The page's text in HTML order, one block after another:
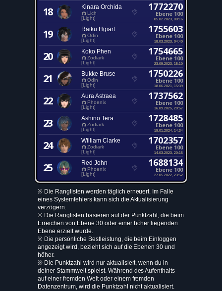
18 Kinara Orchida
Lich
[Light]
1772270
Ebene 100
05.02.2023, 00:16
19 Raiku Hgiart
Odin
[Light]
1755603
Ebene 100
18.03.2023, 04:40
20 Koko Phen
Zodiark
[Light]
1754665
Ebene 100
23.09.2023, 15:10
21 Bukke Bruse
Odin
[Light]
1750226
Ebene 100
18.06.2021, 15:39
22 Aura Astraea
Phoenix
[Light]
1737562
Ebene 100
16.09.2025, 20:57
23 Ashino Tera
Zodiark
[Light]
1728485
Ebene 100
19.01.2024, 14:34
24 William Clarke
Zodiark
[Light]
1702357
Ebene 100
14.03.2023, 20:15
25 Red John
Phoenix
[Light]
1688134
Ebene 100
27.05.2022, 23:52
※ Die Ranglisten werden täglich erneuert. Im Falle
eines Systemfehlers kann sich die Aktualisierung
verzögern.
※ Die Ranglisten basieren auf der Punktzahl, die beim
Erreichen von Ebene 30 oder einer höher liegenden
Ebene erzielt wurde.
※ Die persönliche Bestleistung, die beim Einloggen
angezeigt wird, bezieht sich auf die Ebenen 30 und
höher.
※ Die Punktzahl wird nur aktualisiert, wenn du in
deiner Stammwelt spielst. Während des Aufenthalts
auf einer fremden Welt oder einem fremden
Datenzentrum, wird die Punktzahl nicht aktualisiert.